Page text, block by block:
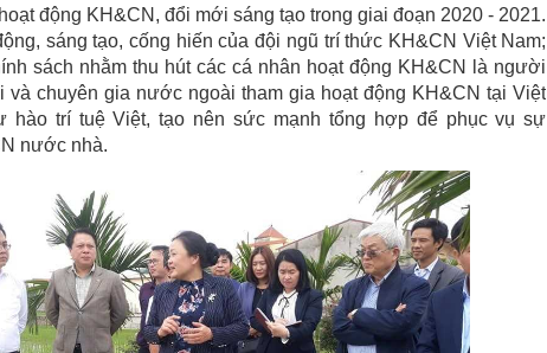
động KH&CN, đổi mới sáng tạo trong giai đoạn 2020 - 2021.
sáng tạo, cống hiến của đội ngũ trí thức KH&CN Việt Nam;
sách nhằm thu hút các cá nhân hoạt động KH&CN là người
chuyên gia nước ngoài tham gia hoạt động KH&CN tại Việt
hào trí tuệ Việt, tạo nên sức mạnh tổng hợp để phục vụ sự
nước nhà.